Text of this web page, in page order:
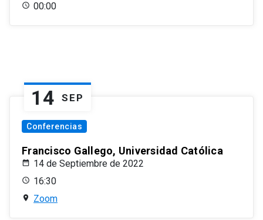
00:00
14 SEP
Conferencias
Francisco Gallego, Universidad Católica
14 de Septiembre de 2022
16:30
Zoom